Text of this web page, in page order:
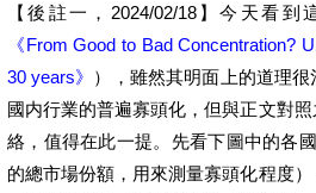
【後註一，2024/02/18】今天看
《From Good to Bad Concentration?
30 years》 ），雖然其明面上的道理
國内行業的普遍寡頭化，但與正文對
絡，值得在此一提。先看下圖中的各
的總市場份額，用來測量寡頭化程度